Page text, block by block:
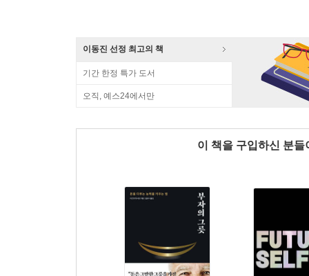
이동진 선정 최고의 책
기간 한정 특가 도서
오직, 예스24에서만
이 책을 구입하신 분